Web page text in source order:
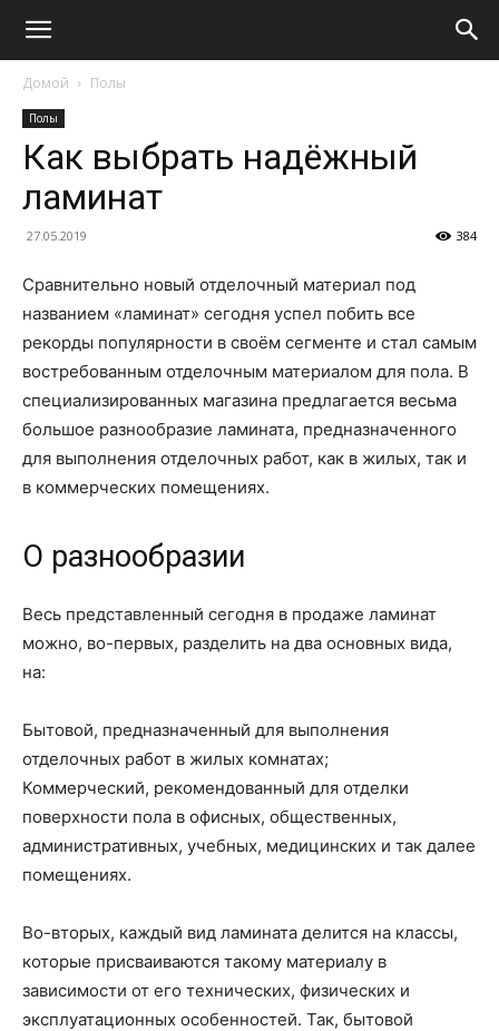
Домой Полы
Полы
Как выбрать надёжный
ламинат
27.05.2019 384
Сравнительно новый отделочный материал под
названием «ламинат» сегодня успел побить все
рекорды популярности в своём сегменте и стал самым
востребованным отделочным материалом для пола. В
специализированных магазина предлагается весьма
большое разнообразие ламината, предназначенного
для выполнения отделочных работ, как в жилых, так и
в коммерческих помещениях.
О разнообразии
Весь представленный сегодня в продаже ламинат
можно, во-первых, разделить на два основных вида,
на:
Бытовой, предназначенный для выполнения
отделочных работ в жилых комнатах;
Коммерческий, рекомендованный для отделки
поверхности пола в офисных, общественных,
административных, учебных, медицинских и так далее
помещениях.
Во-вторых, каждый вид ламината делится на классы,
которые присваиваются такому материалу в
зависимости от его технических, физических и
эксплуатационных особенностей. Так, бытовой